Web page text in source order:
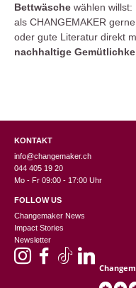
Bettwäsche wählen willst:
als CHANGEMAKER
oder gute Literatur direkt
nachhaltige
KONTAKT
info@changemaker.ch
044 405 19 20
Mo - Fr 09:00 - 17:00 Uhr
FOLLOW US
Changemaker News
Impact Stories
Newsletter